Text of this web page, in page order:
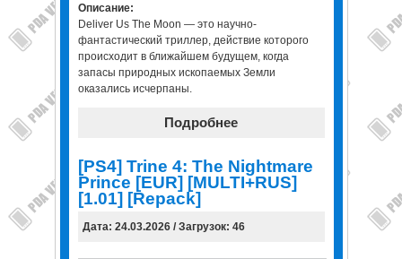
Описание:
Deliver Us The Moon — это научно-
фантастический триллер, действие которого
происходит в ближайшем будущем, когда
запасы природных ископаемых Земли
оказались исчерпаны.
Подробнее
[PS4] Trine 4: The Nightmare
Prince [EUR] [MULTI+RUS]
[1.01] [Repack]
Дата: 24.03.2026 / Загрузок: 46